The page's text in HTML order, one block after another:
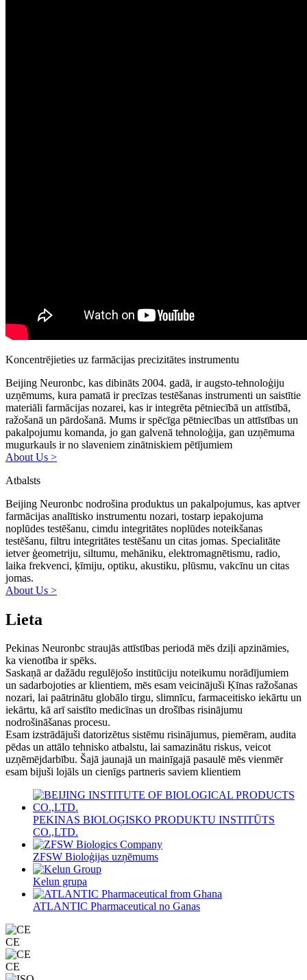
Koncentrējieties uz farmācijas precizitātes instrumentu
Beijing Neuronbc, kas dibināts 2004. gadā, ir augsto-tehnoloģiju
uzņēmums, kura pamatā ir precīzas testēšanas instrumenti un saistītie
materiāli farmācijas nozarei, kas ir integrēta pētniecībā un attīstībā,
ražošanā un pārdošanā. Mums ir spēcīga pētniecības un attīstības un
pakalpojumu komanda, jo gan galvenā tehnoloģija, gan uzņēmuma
mugurkauls ir no slaveniem zinātniskiem pētījumiem
About Us >
Atbalsts
Beijing Neuronbc nodrošina produktus un pakalpojumus, kas aptver
farmācijas analītisko instrumentu nozari, tostarp iepakojuma
noplūdes testēšanu, cimdu integritātes noplūdes noteikšanas
testēšanu, filtru integritātes testēšanu un citas jomas. Specialitāte
ietver ģeometriju, siltumu, mehāniku, elektromagnētismu, radio,
laika frekvenci, ķīmiju, optiku, akustiku, plūsmu, vakcīnu un citas
jomas.
About Us >
Lieta
Pekinas Neuronbc straujās attīstības periodā mēs dziļi apzināmies,
ka vienotība ir spēks.
Saskaņā ar dažādu regulējošo institūciju noteikumu norādījumiem
un sadarbojoties ar klientiem, mēs esam veicinājuši Ķīnas ražošanas
nozari, lai paātrinātu globālo tirgu, slimnīcu, farmaceitisko iekārtu un
iekārtu, kā arī saistīto medicīnas un drošības risinājumu
nodrošināšanas procesu.
Esam izstrādājuši datorizētus sistēmu risinājumus, piemēram, audita
pēdas un attālo tehnisko atbalstu, lai samazinātu riskus, veicot
uzņēmējdarbību. Šajā jaunajā un mainīgajā pasaulē mēs vienmēr
esam bijuši lojāls un cienīgs partneris saviem klientiem
PEKINAS BIOLOĢISKO PRODUKTU INSTITŪTS
CO.,LTD.
ZFSW Bioloģijas uzņēmums
Kelun grupa
ATLANTIC Pharmaceutical no Ganas
CE
CE